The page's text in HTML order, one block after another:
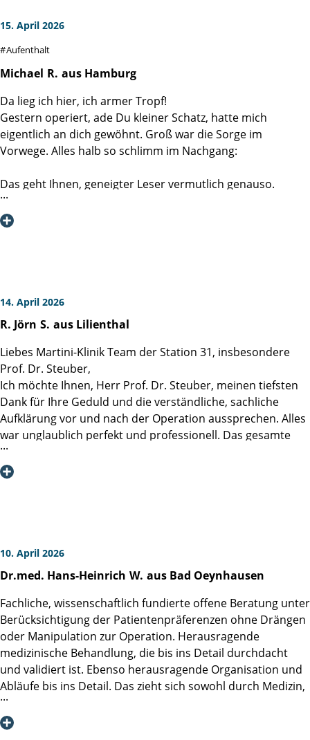
habe. Dafür bin ich unendlich dankbar.
gelebte Weltklasse
15. April 2026
Aufenthalt
Michael R. aus Hamburg
Da lieg ich hier, ich armer Tropf!
Gestern operiert, ade Du kleiner Schatz, hatte mich
eigentlich an dich gewöhnt. Groß war die Sorge im
Vorwege. Alles halb so schlimm im Nachgang:
Das geht Ihnen, geneigter Leser vermutlich genauso.
Schließlich haben wir, also Sie, ich nicht mehr, nur eine
Prostata. Aber ich kann Sie beruhigen. Schon am Tage der
beschwerdefrei!!!
Sie haben vermutlich eine Prostatektomie vor sich und
sorgen sich um das Wie und Wann. Das WIE erklärt Ihnen
das unglaublich kompetente Team der Martini-Klinik. Vom
Empfang bis zur Pflege. Zu FRÜH ist es bei entsprechender
Diagnose wahrscheinlich nie. Eventuelle Wartezeit können
Sie sich aber verkürzen, indem Sie (sofern Sie nicht all
zuweit entfernt leben) an den montäglichen Seminaren
hier im Hause teilnehmen und anschließend noch die
gymnastischen Übungen beherzigen. SEHR
EMPFEHLENSWERT.
Besonders im Sommerhalbjahr lädt die großzügige
geschütztere Loggia der richtige Anlaufpunkt. Wobei - von
Laufen kann natürlich nicht die Rede sein. Aber Schleichen
bringt einen auch vorran.
Also, obwohl ich noch nicht einmal entlassen bin, jetzt
schon einmal meinen besten Dank an die komplette
Belegschaft. Vermutlich werden wir uns nicht wiedersehen,
schließlich haben wir nur eine Prostata.
Also, nur Mut, die Reise nach Hamburg lohnt sich (immer)!
14. April 2026
R. Jörn S. aus Lilienthal
Liebes Martini-Klinik Team der Station 31, insbesondere
Prof. Dr. Steuber,
Ich möchte Ihnen, Herr Prof. Dr. Steuber, meinen tiefsten
Dank für Ihre Geduld und die verständliche, sachliche
Aufklärung vor und nach der Operation aussprechen. Alles
war unglaublich perfekt und professionell. Das gesamte
Team war professionell, unbeschreiblich und liebevoll.
Stellvertretend möchte ich mich bei Frau Tatjana G…..
10. April 2026
Dr.med. Hans-Heinrich W. aus Bad Oeynhausen
Fachliche, wissenschaftlich fundierte offene Beratung unter
Berücksichtigung der Patientenpräferenzen ohne Drängen
oder Manipulation zur Operation. Herausragende
medizinische Behandlung, die bis ins Detail durchdacht
und validiert ist. Ebenso herausragende Organisation und
Abläufe bis ins Detail. Das zieht sich sowohl durch Medizin,
Pflege und Verwaltung. Auch das Pflegepersonal ist
außergewöhnlich fit und geschult.